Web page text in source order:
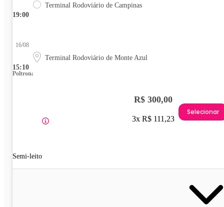
19:00
Terminal Rodoviário de Campinas
15:10
16/08
Terminal Rodoviário de Monte Azul
Poltrona
Semi-leito
R$ 300,00
3x R$ 111,23
Selecionar